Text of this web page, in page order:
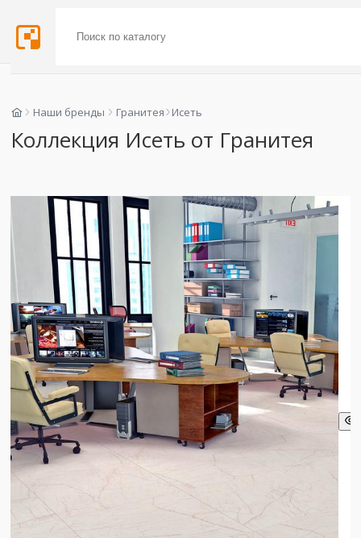
Наши бренды Гранитея Исеть
Коллекция Исеть от Гранитея